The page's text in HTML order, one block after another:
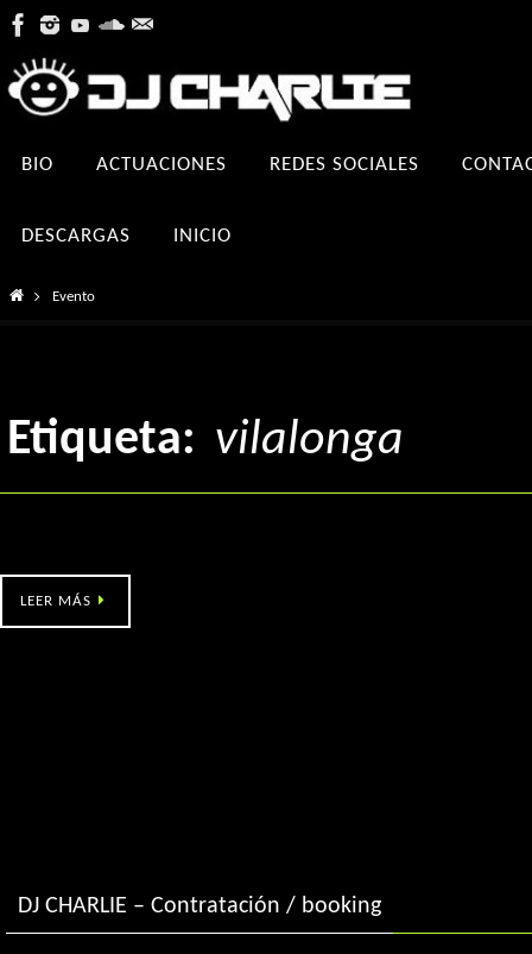
contenido
BIO ACTUACIONES REDES SOCIALES
DESCARGAS INICIO
InicioEvento
Etiqueta: vilalonga
LEER MÁS
DJ CHARLIE – Contratación / booking